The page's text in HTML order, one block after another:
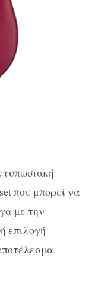
που μπορεί να
με την
επιλογή